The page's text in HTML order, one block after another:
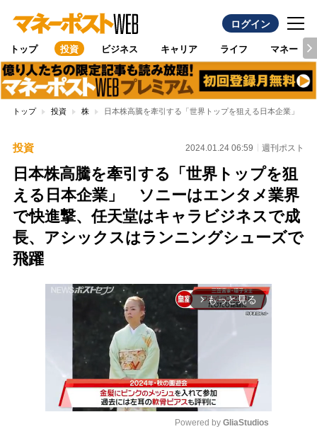
ログイン
トップ 投資 ビジネス キャリア ライフ マネー
トップ 投資 株 日本株高騰を牽引する「世界トップを狙える日本企業」
投資 2024.01.24 06:59 週刊ポスト
日本株高騰を牽引する「世界トップを狙
える日本企業」 ソニーはエンタメ業界
で快進撃、任天堂はキャラビジネスで成
長、アシックスはランニングシューズで
飛躍
arrow_forward_ios もっと見る
Powered by GliaStudios